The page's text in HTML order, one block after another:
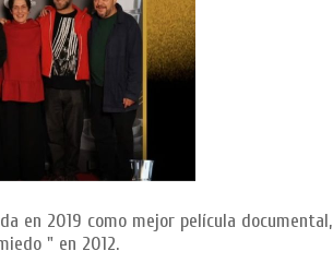
en 2019 como mejor película
" en 2012.